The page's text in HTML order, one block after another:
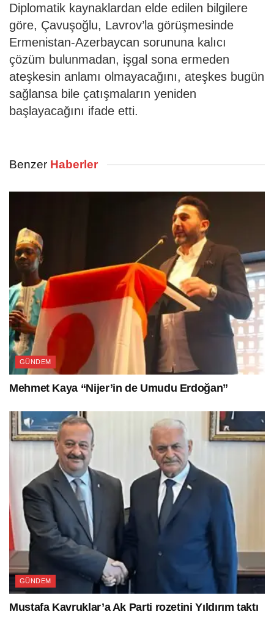
Diplomatik kaynaklardan elde edilen bilgilere
göre, Çavuşoğlu, Lavrov’la görüşmesinde
Ermenistan-Azerbaycan sorununa kalıcı
çözüm bulunmadan, işgal sona ermeden
ateşkesin anlamı olmayacağını, ateşkes bugün
sağlansa bile çatışmaların yeniden
başlayacağını ifade etti.
Benzer Haberler
GÜNDEM
Mehmet Kaya “Nijer’in de Umudu Erdoğan”
GÜNDEM
Mustafa Kavruklar’a Ak Parti rozetini Yıldırım taktı